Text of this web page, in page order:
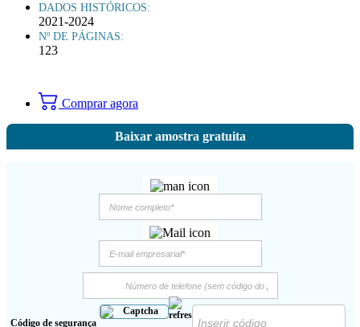
DADOS HISTÓRICOS:
2021-2024
Nº DE PÁGINAS:
123
Comprar agora
Baixar amostra gratuita
Código de segurança